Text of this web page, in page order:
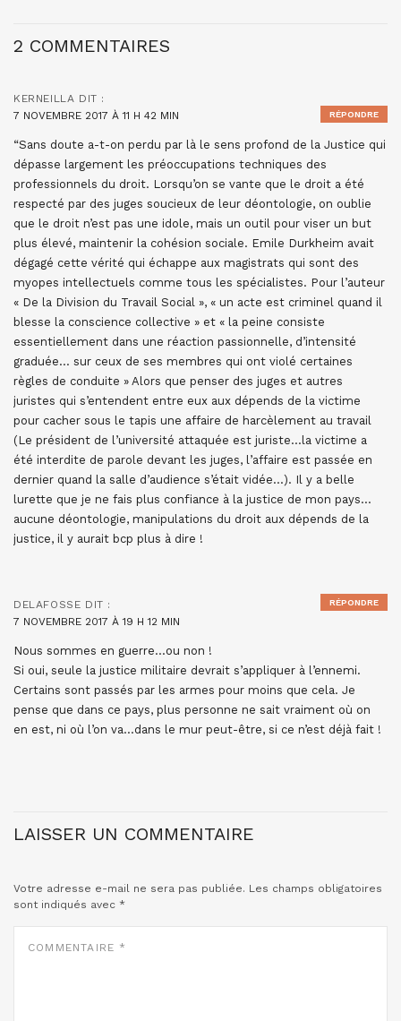
2 COMMENTAIRES
KERNEILLA DIT :
7 NOVEMBRE 2017 À 11 H 42 MIN
“Sans doute a-t-on perdu par là le sens profond de la Justice qui
dépasse largement les préoccupations techniques des
professionnels du droit. Lorsqu’on se vante que le droit a été
respecté par des juges soucieux de leur déontologie, on oublie
que le droit n’est pas une idole, mais un outil pour viser un but
plus élevé, maintenir la cohésion sociale. Emile Durkheim avait
dégagé cette vérité qui échappe aux magistrats qui sont des
myopes intellectuels comme tous les spécialistes. Pour l’auteur
« De la Division du Travail Social », « un acte est criminel quand il
blesse la conscience collective » et « la peine consiste
essentiellement dans une réaction passionnelle, d’intensité
graduée… sur ceux de ses membres qui ont violé certaines
règles de conduite » Alors que penser des juges et autres
juristes qui s’entendent entre eux aux dépends de la victime
pour cacher sous le tapis une affaire de harcèlement au travail
(Le président de l’université attaquée est juriste…la victime a
été interdite de parole devant les juges, l’affaire est passée en
dernier quand la salle d’audience s’était vidée…). Il y a belle
lurette que je ne fais plus confiance à la justice de mon pays…
aucune déontologie, manipulations du droit aux dépends de la
justice, il y aurait bcp plus à dire !
RÉPONDRE
DELAFOSSE DIT :
7 NOVEMBRE 2017 À 19 H 12 MIN
Nous sommes en guerre…ou non !
Si oui, seule la justice militaire devrait s’appliquer à l’ennemi.
Certains sont passés par les armes pour moins que cela. Je
pense que dans ce pays, plus personne ne sait vraiment où on
en est, ni où l’on va…dans le mur peut-être, si ce n’est déjà fait !
RÉPONDRE
LAISSER UN COMMENTAIRE
Votre adresse e-mail ne sera pas publiée. Les champs obligatoires
sont indiqués avec *